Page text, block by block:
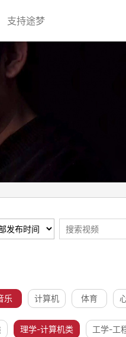
支持途梦(current)
乐 计算机 体育
理学-计算机类 工学-工